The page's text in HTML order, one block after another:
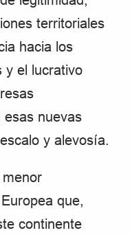
territoriales
hacia los
y el lucrativo
esas nuevas
y alevosía.
menor
que,
continente